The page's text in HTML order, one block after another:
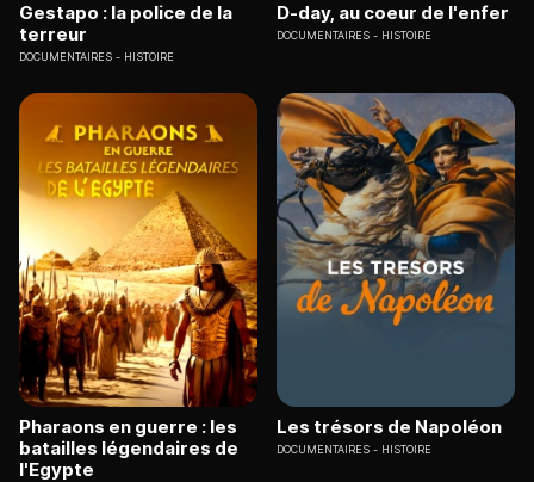
Gestapo : la police de la
terreur
DOCUMENTAIRES HISTOIRE
D-day, au coeur de l'enfer
DOCUMENTAIRES HISTOIRE
Pharaons en guerre : les
batailles légendaires de
l'Egypte
Les trésors de Napoléon
DOCUMENTAIRES HISTOIRE